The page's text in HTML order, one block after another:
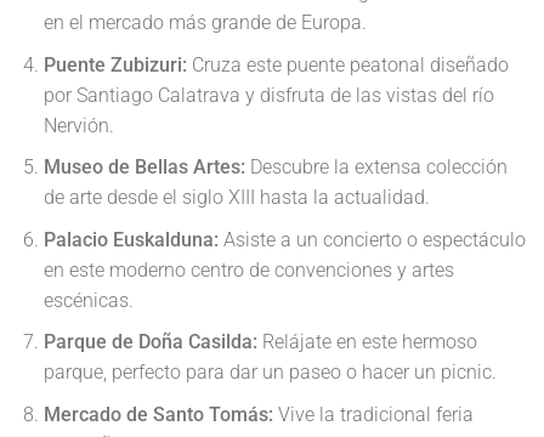
en el mercado más grande de Europa.
Puente Zubizuri: Cruza este puente peatonal diseñado
por Santiago Calatrava y disfruta de las vistas del río
Nervión.
Museo de Bellas Artes: Descubre la extensa colección
de arte desde el siglo XIII hasta la actualidad.
Palacio Euskalduna: Asiste a un concierto o espectáculo
en este moderno centro de convenciones y artes
escénicas.
Parque de Doña Casilda: Relájate en este hermoso
parque, perfecto para dar un paseo o hacer un picnic.
Mercado de Santo Tomás: Vive la tradicional feria